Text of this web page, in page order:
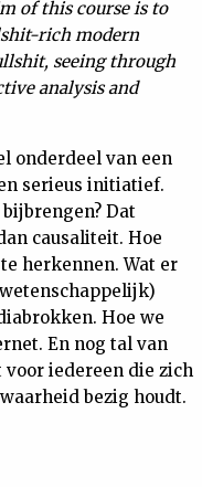
of this course is to
rich modern
seeing through
analysisand
onderdeel van een
serieus initiatief.
Dat
causaliteit. Hoe
herkennen. Wat er
Hoe we
En nog tal van
voor iedereen die zich
bezig houdt.